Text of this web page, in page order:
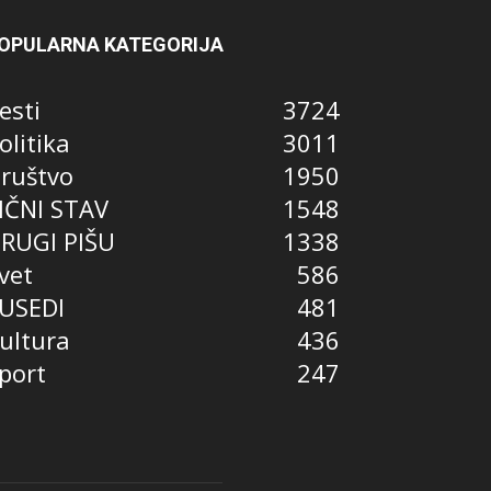
KATEGORIJA
3724
3011
1950
STAV
1548
PIŠU
1338
586
481
436
247